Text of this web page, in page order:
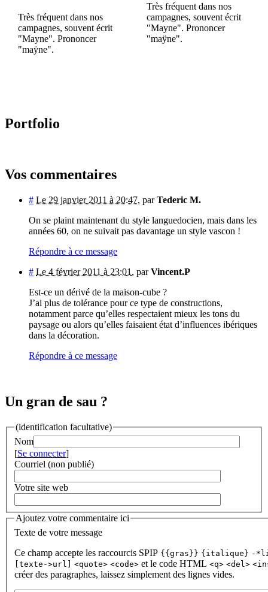
Très fréquent dans nos
campagnes, souvent écrit
"Mayne". Prononcer
"maÿne".
Très fréquent dans nos
campagnes, souvent écrit
"Mayne". Prononcer
"maÿne".
Portfolio
Vos commentaires
# Le 29 janvier 2011 à 20:47, parTederic M.
On se plaint maintenant du style languedocien, mais dans les
années 60, on ne suivait pas davantage un style vascon !
Répondre à ce message
# Le 4 février 2011 à 23:01 , parVincent.P
Est-ce un dérivé de la maison-cube ?
J’ai plus de tolérance pour ce type de constructions,
notamment parce qu’elles respectaient mieux les tons du
paysage ou alors qu’elles faisaient état d’influences ibériques
dans la décoration.
Répondre à ce message
Un gran de sau ?
(identification facultative)
Nom
[Se connecter]
Courriel (non publié)
Votre site web
Ajoutez votre commentaire ici
Texte de votre message
Ce champ accepte les raccourcis SPIP {{gras}} {italique} -
[texte->url]
<quote> <code> et le code HTML <q> <del>
créer des paragraphes, laissez simplement des lignes vides.